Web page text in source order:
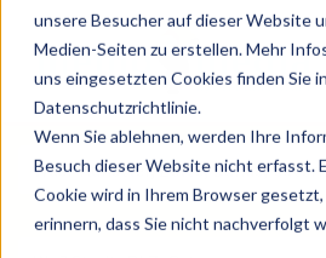
unsere Besucher auf dieser Website
Medien-Seiten zu erstellen. Mehr
uns eingesetzten Cookies finden Sie
Datenschutzrichtlinie.
Wenn Sie ablehnen, werden Ihre
Besuch dieser Website nicht erfasst.
Cookie wird in Ihrem Browser gesetzt,
erinnern, dass Sie nicht nachverfolgt
Was?
Wo?